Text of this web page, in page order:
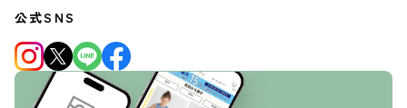
公式SNS